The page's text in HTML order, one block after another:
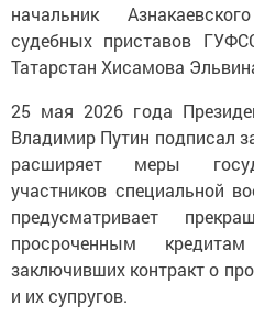
начальник
судебных приставов
Татарстан Хисамова
25 мая 2026 года
Владимир Путин подписал
расширяет меры
участников специальной
предусматривает
просроченным
заключивших контракт о
и их супругов.